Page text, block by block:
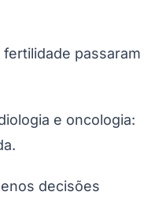
passaram
e oncologia:
decisões